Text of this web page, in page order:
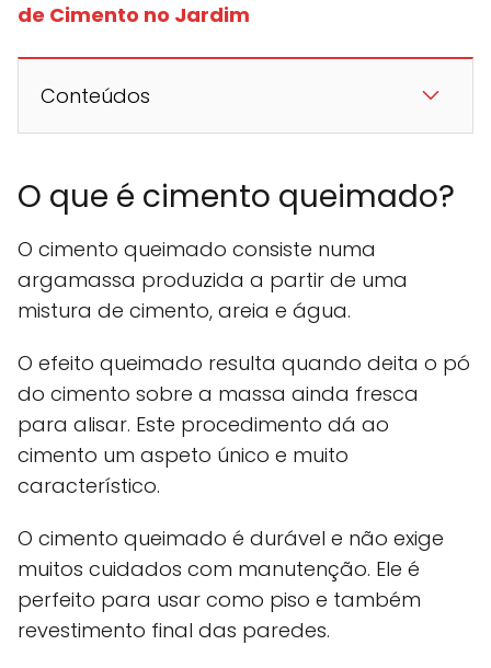
de Cimento no Jardim
Conteúdos
O que é cimento queimado?
O cimento queimado consiste numa
argamassa produzida a partir de uma
mistura de cimento, areia e água.
O efeito queimado resulta quando deita o pó
do cimento sobre a massa ainda fresca
para alisar. Este procedimento dá ao
cimento um aspeto único e muito
característico.
O cimento queimado é durável e não exige
muitos cuidados com manutenção. Ele é
perfeito para usar como piso e também
revestimento final das paredes.